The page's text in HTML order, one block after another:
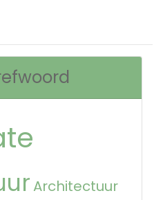
Architectuur